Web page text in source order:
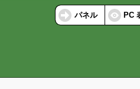
パネル PC